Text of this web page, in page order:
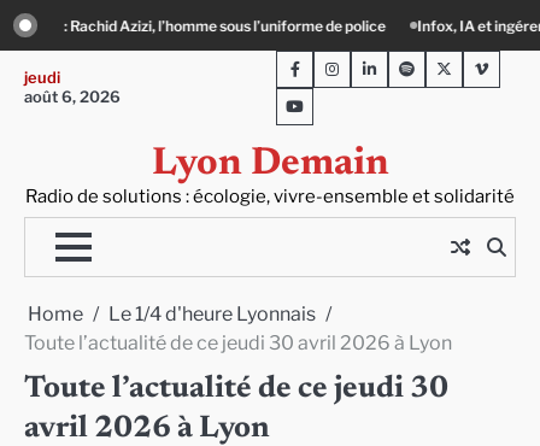
Skip
to
content
de police Infox, IA et ingérences : le journalisme peut-il encore lutter ?
jeudi
août 6, 2026
Lyon Demain
Radio de solutions : écologie, vivre-ensemble et solidarité
FacebookInstagram
LinkedInSpotifyTwitterViméo
Youtube
Home
Le 1/4 d'heure Lyonnais
Toute l’actualité de ce jeudi 30 avril 2026 à Lyon
Toute l’actualité de ce jeudi 30
avril 2026 à Lyon